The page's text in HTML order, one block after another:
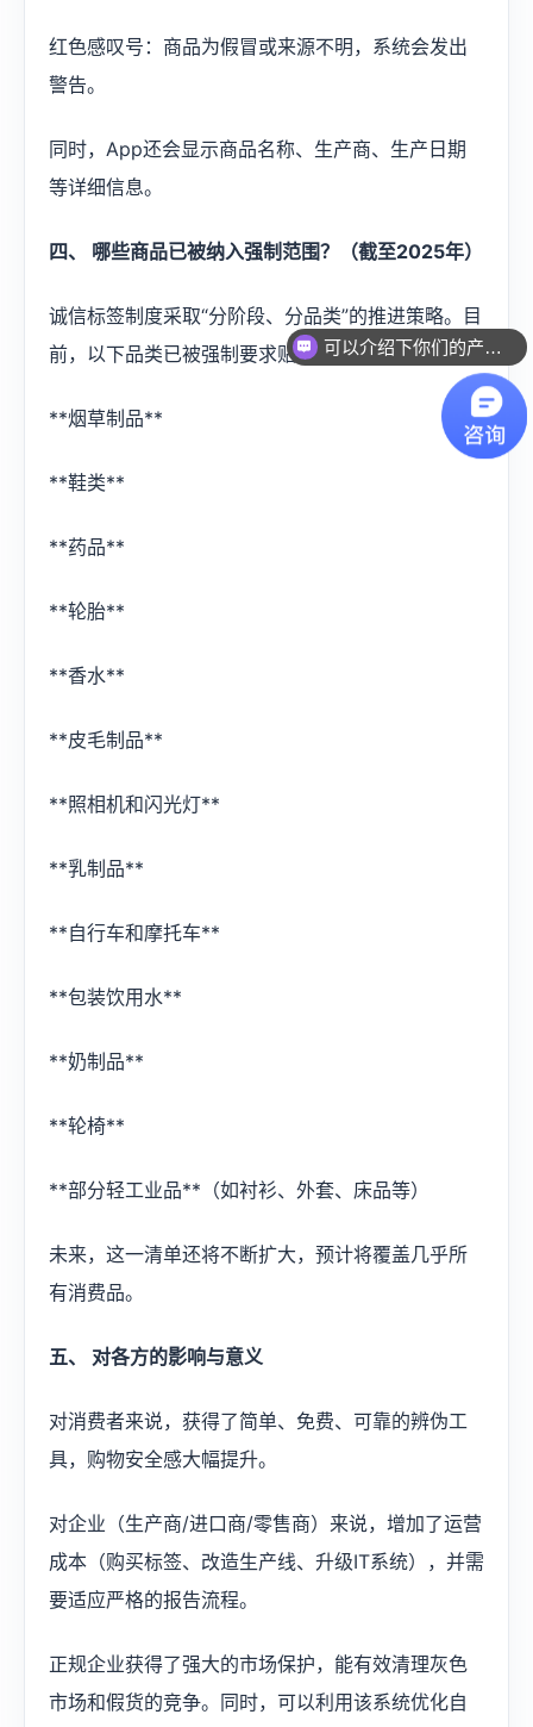
红色感叹号：商品为假冒或来源不明，系统会发出
警告。
同时，App还会显示商品名称、生产商、生产日期
等详细信息。
四、 哪些商品已被纳入强制范围？（截至2025年）
诚信标签制度采取“分阶段、分品类”的推进策略。目
前，以下品类已被强制要求贴标：
**烟草制品**
**鞋类**
‍**药品**
**轮胎**
**香水**
**皮毛制品**
**照相机和闪光灯**
**乳制品**
**自行车和摩托车**
**包装饮用水**
**奶制品**
**轮椅**
**部分轻工业品**（如衬衫、外套、床品等）
未来，这一清单还将不断扩大，预计将覆盖几乎所
有消费品。
五、 对各方的影响与意义
对消费者来说，获得了简单、免费、可靠的辨伪工
具，购物安全感大幅提升。
对企业（生产商/进口商/零售商）来说，增加了运营
成本（购买标签、改造生产线、升级IT系统），并需
要适应严格的报告流程。
正规企业获得了强大的市场保护，能有效清理灰色
市场和假货的竞争。同时，可以利用该系统优化自
可以介绍下你们的产品么？